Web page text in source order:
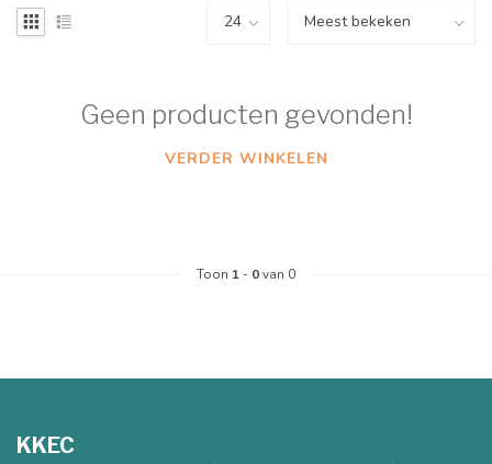
Geen producten gevonden!
VERDER WINKELEN
Toon 1 - 0van 0
KKEC